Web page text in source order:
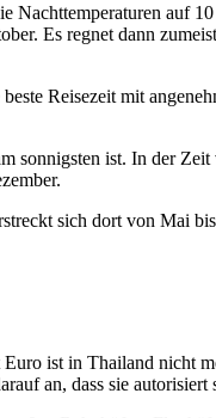
Nachttemperaturen auf
Es regnet dann
Reisezeit mit
sonnigsten ist. In der Zeit
sich dort von Mai
ist in Thailand nicht
an, dass sie autorisiert